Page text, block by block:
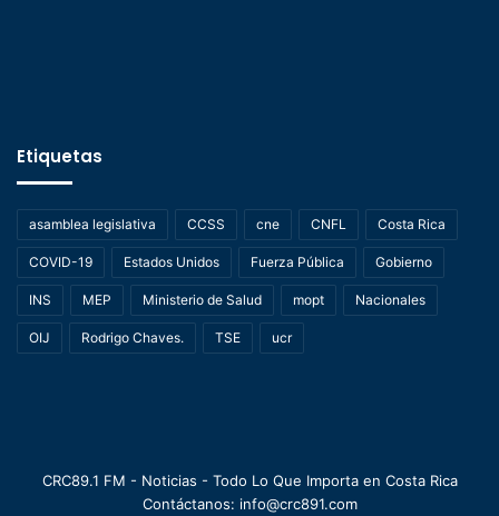
Etiquetas
asamblea legislativa CCSS cne CNFL Costa Rica
COVID-19 Estados Unidos Fuerza Pública Gobierno
INS MEP Ministerio de Salud mopt Nacionales
OIJ Rodrigo Chaves. TSE ucr
CRC89.1 FM - Noticias - Todo Lo Que Importa en Costa Rica
Contáctanos: info@crc891.com